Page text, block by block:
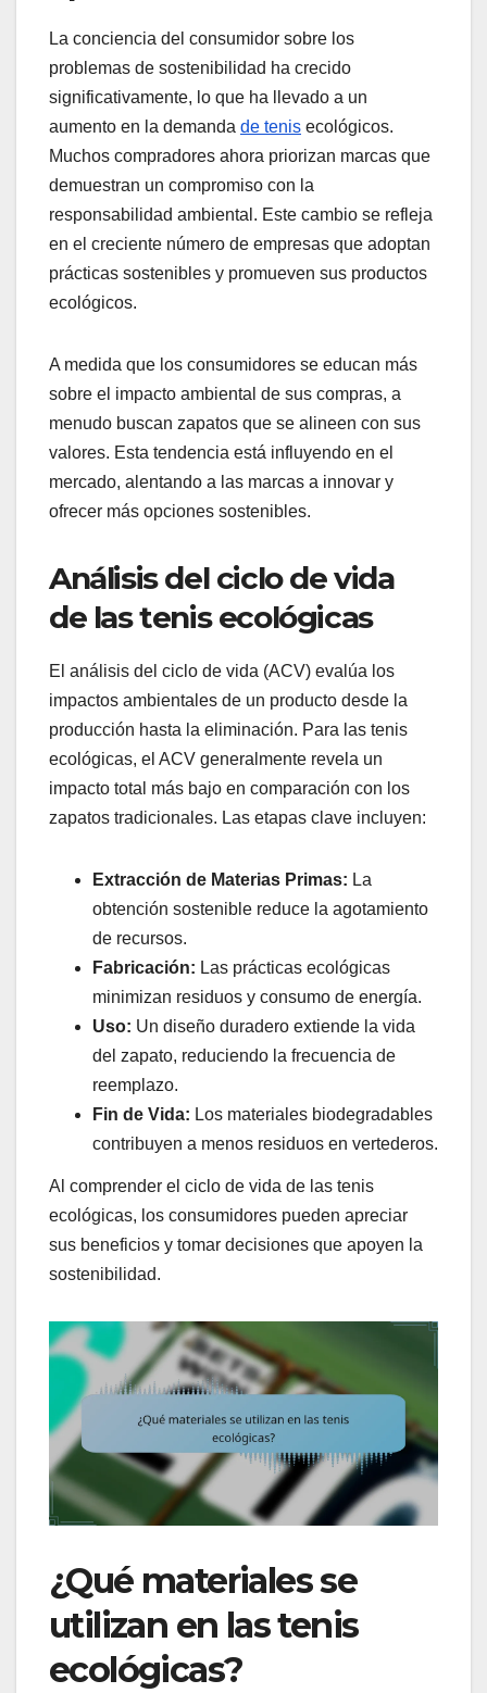
La conciencia del consumidor sobre los
problemas de sostenibilidad ha crecido
significativamente, lo que ha llevado a un
aumento en la demanda de tenis ecológicos.
Muchos compradores ahora priorizan marcas que
demuestran un compromiso con la
responsabilidad ambiental. Este cambio se refleja
en el creciente número de empresas que adoptan
prácticas sostenibles y promueven sus productos
ecológicos.
A medida que los consumidores se educan más
sobre el impacto ambiental de sus compras, a
menudo buscan zapatos que se alineen con sus
valores. Esta tendencia está influyendo en el
mercado, alentando a las marcas a innovar y
ofrecer más opciones sostenibles.
Análisis del ciclo de vida
de las tenis ecológicas
El análisis del ciclo de vida (ACV) evalúa los
impactos ambientales de un producto desde la
producción hasta la eliminación. Para las tenis
ecológicas, el ACV generalmente revela un
impacto total más bajo en comparación con los
zapatos tradicionales. Las etapas clave incluyen:
Extracción de Materias Primas: La
obtención sostenible reduce la agotamiento
de recursos.
Fabricación: Las prácticas ecológicas
minimizan residuos y consumo de energía.
Uso: Un diseño duradero extiende la vida
del zapato, reduciendo la frecuencia de
reemplazo.
Fin de Vida: Los materiales biodegradables
contribuyen a menos residuos en vertederos.
Al comprender el ciclo de vida de las tenis
ecológicas, los consumidores pueden apreciar
sus beneficios y tomar decisiones que apoyen la
sostenibilidad.
¿Qué materiales se
utilizan en las tenis
ecológicas?